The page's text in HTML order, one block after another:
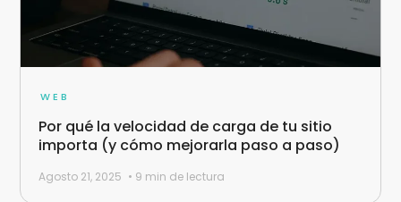
WEB
Por qué la velocidad de carga de tu sitio
importa (y cómo mejorarla paso a paso)
Agosto 21, 2025 • 9 min de lectura